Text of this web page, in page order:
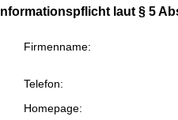
Informationspflicht laut § 5
Firmenname:
Telefon:
Homepage: